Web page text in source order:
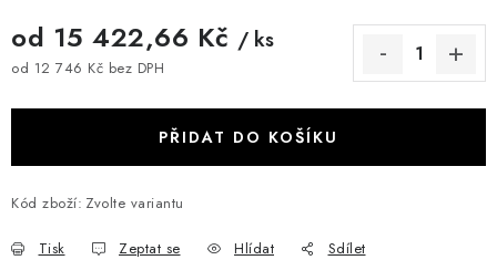
od 15 422,66 Kč / ks
od 12 746 Kč bez DPH
PŘIDAT DO KOŠÍKU
Kód zboží: Zvolte variantu
Tisk Zeptat se Hlídat Sdílet